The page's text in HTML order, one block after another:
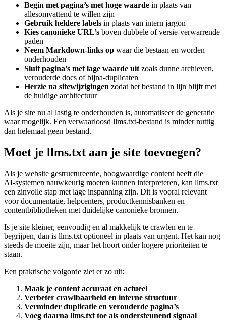
Begin met pagina’s met hoge waarde in plaats van
allesomvattend te willen zijn
Gebruik heldere labels in plaats van intern jargon
Kies canonieke URL’s boven dubbele of versie‑verwarrende
paden
Neem Markdown‑links op waar die bestaan en worden
onderhouden
Sluit pagina’s met lage waarde uit zoals dunne archieven,
verouderde docs of bijna‑duplicaten
Herzie na sitewijzigingen zodat het bestand in lijn blijft met
de huidige architectuur
Als je site nu al lastig te onderhouden is, automatiseer de generatie
waar mogelijk. Een verwaarloosd llms.txt‑bestand is minder nuttig
dan helemaal geen bestand.
Moet je llms.txt aan je site toevoegen?
Als je website gestructureerde, hoogwaardige content heeft die
AI‑systemen nauwkeurig moeten kunnen interpreteren, kan llms.txt
een zinvolle stap met lage inspanning zijn. Dit is vooral relevant
voor documentatie, helpcenters, productkennisbanken en
contentbibliotheken met duidelijke canonieke bronnen.
Is je site kleiner, eenvoudig en al makkelijk te crawlen en te
begrijpen, dan is llms.txt optioneel in plaats van urgent. Het kan nog
steeds de moeite zijn, maar het hoort onder hogere prioriteiten te
staan.
Een praktische volgorde ziet er zo uit:
Maak je content accuraat en actueel
Verbeter crawlbaarheid en interne structuur
Verminder duplicatie en verouderde pagina’s
Voeg daarna llms.txt toe als ondersteunend signaal